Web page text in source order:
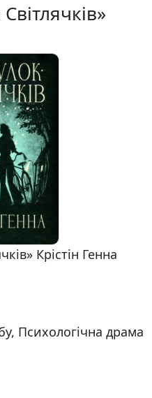
Крістін Генна
Психологічна драма